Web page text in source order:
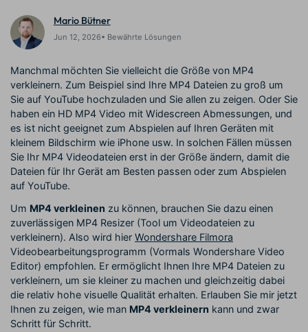
Kickstart Bootcamp
erweitern Sie Ihre
Videobearbeitungs-
Fähigkeiten mit Filmora
Spezialeffekt erzeugen
können
Creator
Monetarisierungs-
Programm
Monetarisieren Sie
Ihren Einfluss mit Filmora
Freunde-werben-
Programm
Blog
Über Uns
Unsere Mission, Geschichte
und Kunden
Finden Sie mehr über Filmora
Kunden-Geschichten
Erfahren Sie, wie unsere
Kunden Erfolg haben
Affiliate-Programm
Schalten Sie Partnerschaften
auf Unternehmensebene frei
Mario Bütner
Jun 12, 2026• Bewährte Lösungen
Manchmal möchten Sie vielleicht die Größe von MP4
verkleinern. Zum Beispiel sind Ihre MP4 Dateien zu groß um
Sie auf YouTube hochzuladen und Sie allen zu zeigen. Oder Sie
haben ein HD MP4 Video mit Widescreen Abmessungen, und
es ist nicht geeignet zum Abspielen auf Ihren Geräten mit
kleinem Bildschirm wie iPhone usw. In solchen Fällen müssen
Sie Ihr MP4 Videodateien erst in der Größe ändern, damit die
Dateien für Ihr Gerät am Besten passen oder zum Abspielen
auf YouTube.
Um MP4 verkleinen zu können, brauchen Sie dazu einen
zuverlässigen MP4 Resizer (Tool um Videodateien zu
verkleinern). Also wird hier Wondershare Filmora
Videobearbeitungsprogramm (Vormals Wondershare Video
Editor) empfohlen. Er ermöglicht Ihnen Ihre MP4 Dateien zu
verkleinern, um sie kleiner zu machen und gleichzeitig dabei
die relativ hohe visuelle Qualität erhalten. Erlauben Sie mir jetzt
Ihnen zu zeigen, wie man MP4 verkleinern kann und zwar
Schritt für Schritt.